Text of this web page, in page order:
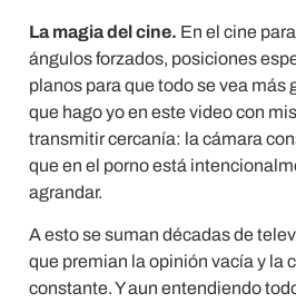
La magia del cine. En el cine
ángulos forzados, posiciones
planos para que todo se vea más
que hago yo en este video con
transmitir cercanía: la cámara
que en el porno está
agrandar.
A esto se suman décadas de
que premian la opinión vacía y la
constante. Y aun entendiendo